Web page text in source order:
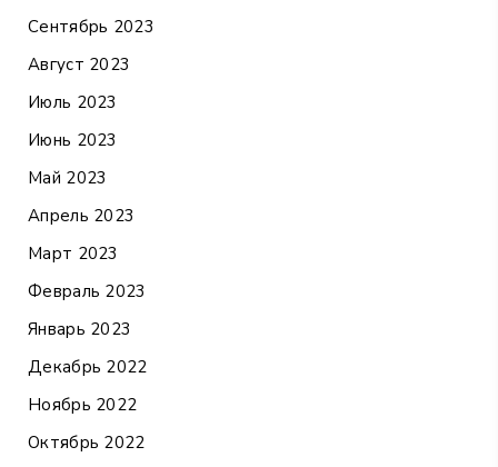
Сентябрь 2023
Август 2023
Июль 2023
Июнь 2023
Май 2023
Апрель 2023
Март 2023
Февраль 2023
Январь 2023
Декабрь 2022
Ноябрь 2022
Октябрь 2022